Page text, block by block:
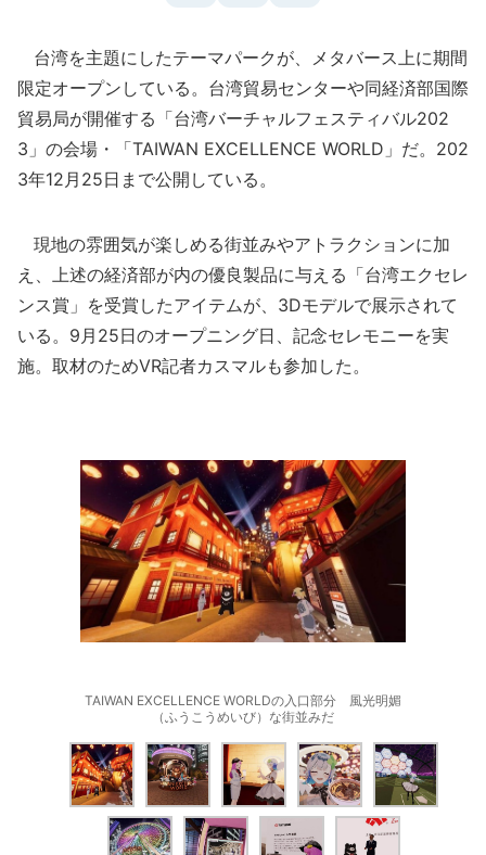
台湾を主題にしたテーマパークが、メタバース上に期間
限定オープンしている。台湾貿易センターや同経済部国際
貿易局が開催する「台湾バーチャルフェスティバル202
3」の会場・「TAIWAN EXCELLENCE WORLD」だ。202
3年12月25日まで公開している。
現地の雰囲気が楽しめる街並みやアトラクションに加
え、上述の経済部が内の優良製品に与える「台湾エクセレ
ンス賞」を受賞したアイテムが、3Dモデルで展示されて
いる。9月25日のオープニング日、記念セレモニーを実
施。取材のためVR記者カスマルも参加した。
TAIWAN EXCELLENCE WORLDの入口部分 風光明媚
（ふうこうめいび）な街並みだ